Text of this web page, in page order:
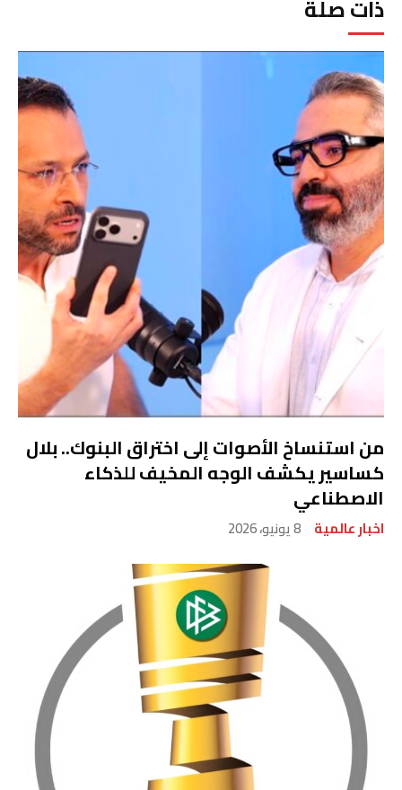
ذات صلة
من استنساخ الأصوات إلى اختراق البنوك.. بلال
كساسير يكشف الوجه المخيف للذكاء
الاصطناعي
اخبار عالمية 8 يونيو، 2026